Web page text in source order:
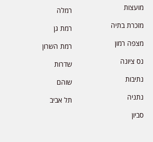
מועצות
מזכרת בתיה
מצפה רמון
נס ציונה
נתיבות
נתניה
סביון
רמלה
רמת גן
רמת השרון
שדרות
שוהם
תל אביב